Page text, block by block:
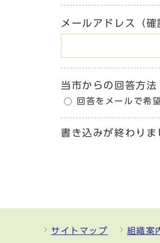
メールアドレス（
当市からの回答方法
回答をメールで希望
書き込みが終わりま
サイトマップ 組織案